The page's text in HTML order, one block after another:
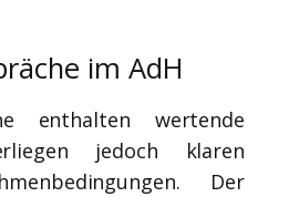
im AdH
enthalten wertende
jedoch klaren
Der